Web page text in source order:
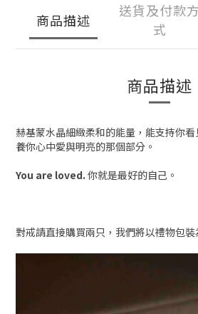
商品描述
送貨及付款方
式
商品描述
赫基蒙水晶細緻柔和的能量，能支持你
養你心中愛與明亮的那個部分。
You are loved. 你就是最好的自己。
對戒請直接購買兩只，我們將以禮物包裝